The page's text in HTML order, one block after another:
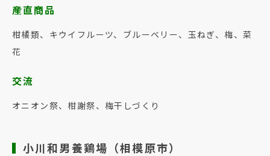
産直商品
柑橘類、キウイフルーツ、ブルーベリー、玉ねぎ、梅、菜
花
交流
オニオン祭、柑謝祭、梅干しづくり
小川和男養鶏場（相模原市）